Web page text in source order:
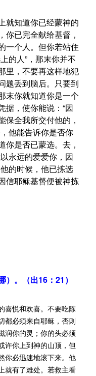
知道你已经蒙神的
你已完全献给基督，
一个人。但你若站住
的人”，那末你并不
里，不要再这样地犯
题丢到脑后。只要到
末你就知道你是一个
据，使你能说：“因
保全我所交付他的，
他能告诉你是否你
你是否已蒙选。去，
永远的爱爱你，因
的时候，他已拣选
信耶稣基督便被神拣
。（出16：21）
喜悦和欢喜。不要吃陈
都必须来自耶稣，否则
润你的灵；你的头必须
许你上到神的山顶，但
你必迅速地滚下来。他
就有了难处。若救主看